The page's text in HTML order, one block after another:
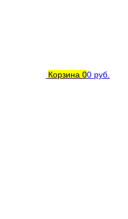
Корзина 00 руб.